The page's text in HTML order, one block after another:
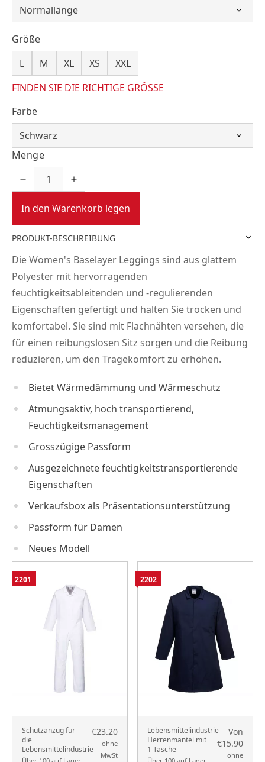
Größe
L
M XL XS
XXL
FINDEN SIE DIE RICHTIGE GRÖSSE
Farbe
Menge
In den Warenkorb legen
PRODUKT-BESCHREIBUNG
Die Women's Baselayer Leggings sind aus glattem
Polyester mit hervorragenden
feuchtigkeitsableitenden und -regulierenden
Eigenschaften gefertigt und halten Sie trocken und
komfortabel. Sie sind mit Flachnähten versehen, die
für einen reibungslosen Sitz sorgen und die Reibung
reduzieren, um den Tragekomfort zu erhöhen.
Bietet Wärmedämmung und Wärmeschutz
Atmungsaktiv, hoch transportierend,
Feuchtigkeitsmanagement
Grosszügige Passform
Ausgezeichnete feuchtigkeitstransportierende
Eigenschaften
Verkaufsbox als Präsentationsunterstützung
Passform für Damen
Neues Modell
Schutzanzug für
die
Lebensmittelindustrie
€23.20
ohne
MwSt
2201
Lebensmittelindustrie
Herrenmantel mit
1 Tasche
Von
€15.90
ohne
2202